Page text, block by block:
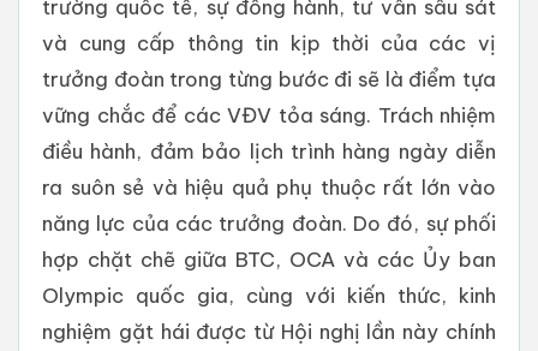
trường quốc tế, sự đồng hành, tư vấn sâu sát
và cung cấp thông tin kịp thời của các vị
trưởng đoàn trong từng bước đi sẽ là điểm tựa
vững chắc để các VĐV tỏa sáng. Trách nhiệm
điều hành, đảm bảo lịch trình hàng ngày diễn
ra suôn sẻ và hiệu quả phụ thuộc rất lớn vào
năng lực của các trưởng đoàn. Do đó, sự phối
hợp chặt chẽ giữa BTC, OCA và các Ủy ban
Olympic quốc gia, cùng với kiến thức, kinh
nghiệm gặt hái được từ Hội nghị lần này chính